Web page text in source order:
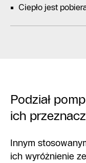
Ciepło jest
Podział
ich
Innym
ich wyróżnienie